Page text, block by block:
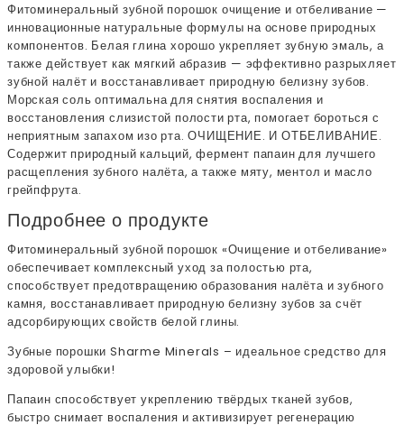
Фитоминеральный зубной порошок очищение и отбеливание —
инновационные натуральные формулы на основе природных
компонентов. Белая глина хорошо укрепляет зубную эмаль, а
также действует как мягкий абразив — эффективно разрыхляет
зубной налёт и восстанавливает природную белизну зубов.
Морская соль оптимальна для снятия воспаления и
восстановления слизистой полости рта, помогает бороться с
неприятным запахом изо рта. ОЧИЩЕНИЕ. И ОТБЕЛИВАНИЕ.
Содержит природный кальций, фермент папаин для лучшего
расщепления зубного налёта, а также мяту, ментол и масло
грейпфрута.
Подробнее о продукте
Фитоминеральный зубной порошок «Очищение и отбеливание»
обеспечивает комплексный уход за полостью рта,
способствует предотвращению образования налёта и зубного
камня, восстанавливает природную белизну зубов за счёт
адсорбирующих свойств белой глины.
Зубные порошки Sharme Minerals – идеальное средство для
здоровой улыбки!
Папаин способствует укреплению твёрдых тканей зубов,
быстро снимает воспаления и активизирует регенерацию